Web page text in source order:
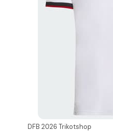
DFB 2026 Trikotshop